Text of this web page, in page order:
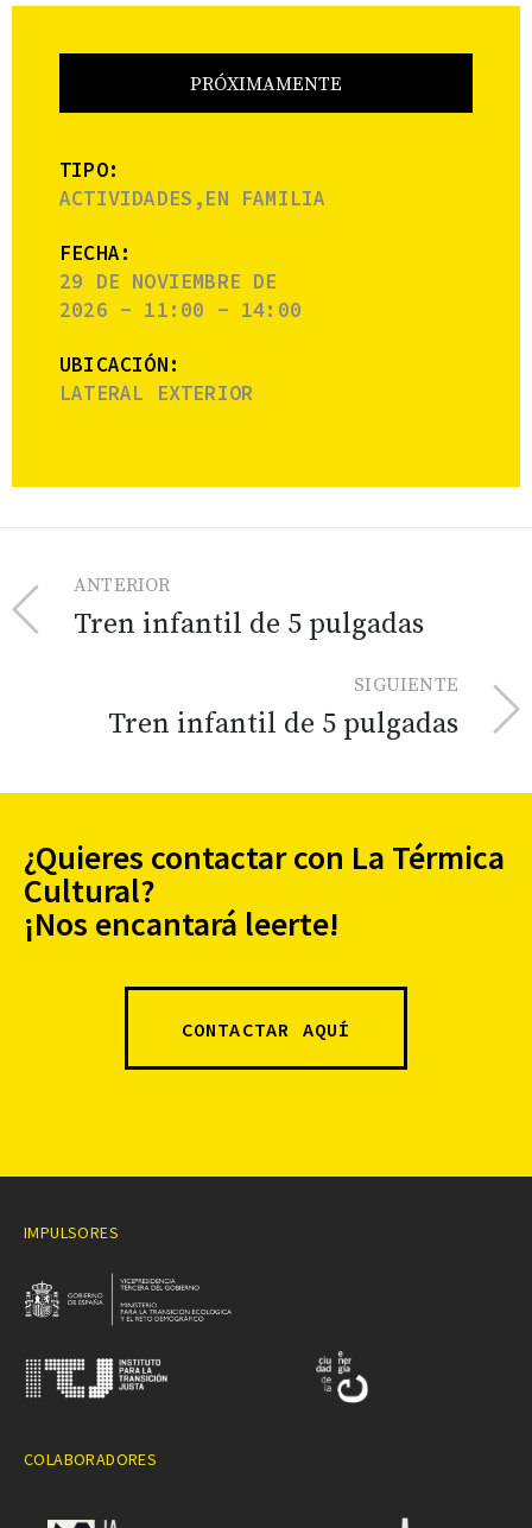
PRÓXIMAMENTE
TIPO:
ACTIVIDADES,EN FAMILIA
FECHA:
29 DE NOVIEMBRE DE
2026 - 11:00 - 14:00
UBICACIÓN:
LATERAL EXTERIOR
ANTERIOR
Tren infantil de 5 pulgadas
SIGUIENTE
Tren infantil de 5 pulgadas
¿Quieres contactar con La Térmica
Cultural?
¡Nos encantará leerte!
CONTACTAR AQUÍ
IMPULSORES
COLABORADORES